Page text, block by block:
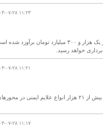
۱۴۰۳-۰۷-۲۸
اعتبار مورد نیاز برای تکمیل ۲۷ کیلومتر از محور سمنان - فیروزکوه به ارزش ریالی امروز یک هزار و ۳۰۰ میلیارد تومان
۱۴۰۳-۰۷-۲۸
معاون راهداری اداره کل راهداری و حمل و نقل جاده ای استان فارس از احداث و نصب بیش از ۲۱ هزار انواع علایم ایمنی در
۱۴۰۳-۰۷-۲۸